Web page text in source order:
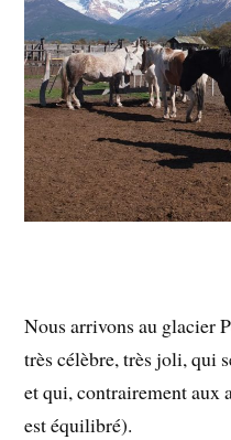
Nous arrivons au glacier
très célèbre, très joli, qui
et qui, contrairement aux
est équilibré).